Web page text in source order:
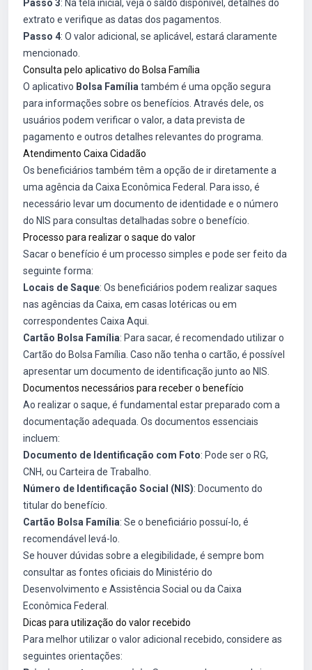
Passo 3: Na tela inicial, veja o saldo disponível, detalhes do
extrato e verifique as datas dos pagamentos.
Passo 4: O valor adicional, se aplicável, estará claramente
mencionado.
Consulta pelo aplicativo do Bolsa Família
O aplicativo Bolsa Família também é uma opção segura
para informações sobre os benefícios. Através dele, os
usuários podem verificar o valor, a data prevista de
pagamento e outros detalhes relevantes do programa.
Atendimento Caixa Cidadão
Os beneficiários também têm a opção de ir diretamente a
uma agência da Caixa Econômica Federal. Para isso, é
necessário levar um documento de identidade e o número
do NIS para consultas detalhadas sobre o benefício.
Processo para realizar o saque do valor
Sacar o benefício é um processo simples e pode ser feito da
seguinte forma:
Locais de Saque: Os beneficiários podem realizar saques
nas agências da Caixa, em casas lotéricas ou em
correspondentes Caixa Aqui.
Cartão Bolsa Família: Para sacar, é recomendado utilizar o
Cartão do Bolsa Família. Caso não tenha o cartão, é possível
apresentar um documento de identificação junto ao NIS.
Documentos necessários para receber o benefício
Ao realizar o saque, é fundamental estar preparado com a
documentação adequada. Os documentos essenciais
incluem:
Documento de Identificação com Foto: Pode ser o RG,
CNH, ou Carteira de Trabalho.
Número de Identificação Social (NIS): Documento do
titular do benefício.
Cartão Bolsa Família: Se o beneficiário possuí-lo, é
recomendável levá-lo.
Se houver dúvidas sobre a elegibilidade, é sempre bom
consultar as fontes oficiais do Ministério do
Desenvolvimento e Assistência Social ou da Caixa
Econômica Federal.
Dicas para utilização do valor recebido
Para melhor utilizar o valor adicional recebido, considere as
seguintes orientações: